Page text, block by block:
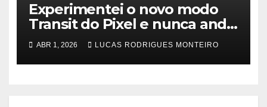
Experimentei o novo modo
Transit do Pixel e nunca ando
de ônibus ou trem sem ele
ABR 1, 2026 LUCAS RODRIGUES MONTEIRO